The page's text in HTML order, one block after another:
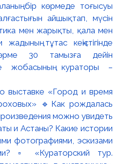
бір көрмеде тоғысуы
айшықтап, мүсін
мен жарықты, қала мен
тұтас кеңістігінде
30 тамызға дейін
жобасының кураторы –